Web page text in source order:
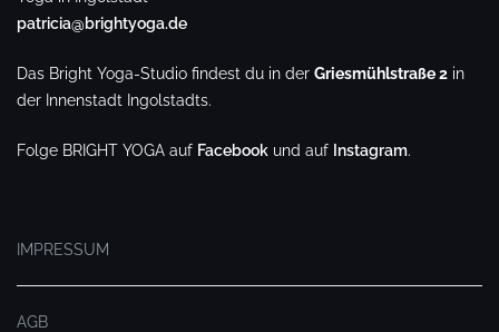
patricia@brightyoga.de
Das Bright Yoga-Studio findest du in der Griesmühlstraße 2 in
der Innenstadt Ingolstadts.
Folge BRIGHT YOGA auf Facebook und auf Instagram.
IMPRESSUM
AGB